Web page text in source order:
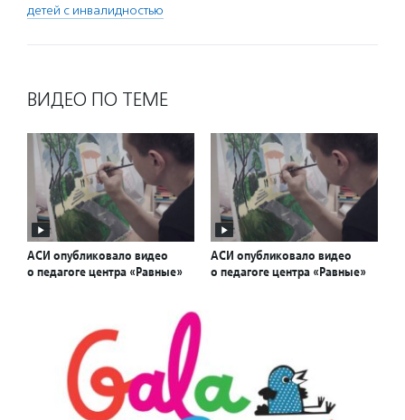
детей с инвалидностью
ВИДЕО ПО ТЕМЕ
АСИ опубликовало видео
о педагоге центра «Равные»
АСИ опубликовало видео
о педагоге центра «Равные»